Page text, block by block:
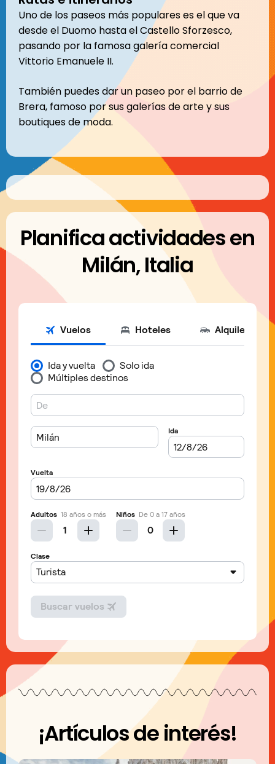
Uno de los paseos más populares es el que va
desde el Duomo hasta el Castello Sforzesco,
pasando por la famosa galería comercial
Vittorio Emanuele II.
También puedes dar un paseo por el barrio de
Brera, famoso por sus galerías de arte y sus
boutiques de moda.
Planifica actividades en
Milán, Italia
¡Artículos de interés!